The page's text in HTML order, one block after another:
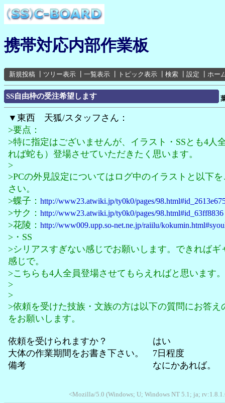
携帯対応内部作業板
新規投稿 ツリー表示 一覧表示 トピック表示 検索 設定 ホー
SS自由枠の受注希望します
▼東西 天狐/スタッフさん：
>要点：
>特に指定はございませんが、イラスト・SSとも4人
れば蛇も）登場させていただきたく思います。
>
>PCの外見設定についてはログ中のイラストと以下
さい。
>蝶子： http://www23.atwiki.jp/ty0k0/pages/
>サク： http://www23.atwiki.jp/ty0k0/pages/98.html#id_63ff8836
>花陵： http://www009.upp.so-net.ne.jp/raiilu/
>・SS
>シリアスすぎない感じでお願いします。できればギ
感じで。
>こちらも4人全員登場させてもらえればと思います。
>
>
>依頼を受けた技族・文族の方は以下の質問にお答え
をお願いします。
依頼を受けられますか？ はい
大体の作業期間をお書き下さい。 7日程度
備考 なにかあれば。
<Mozilla/5.0 (Windows; U; Windows NT 5.1; ja;